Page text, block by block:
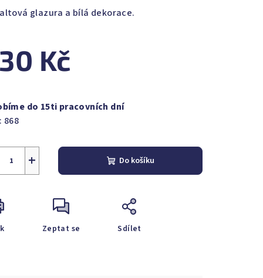
glazura a bílá dekorace.
Kč
do 15ti pracovních dní
868
+ Do košíku
Zeptat se Sdílet